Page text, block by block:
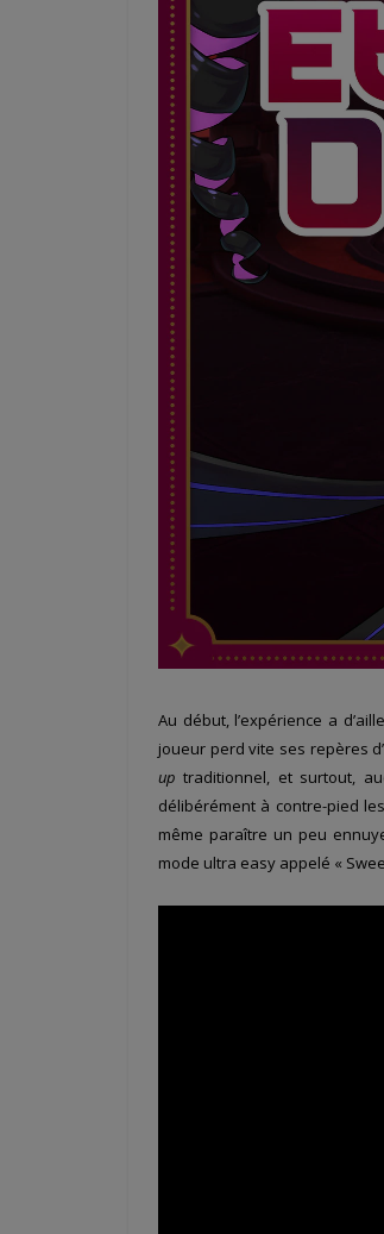
Au début, l’expérience a
joueur perd vite ses repères
up traditionnel, et surtout,
délibérément à contre-pied
même paraître un peu
mode ultra easy appelé «